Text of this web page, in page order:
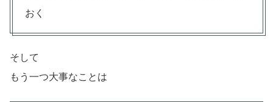
おく
そして
もう一つ大事なことは